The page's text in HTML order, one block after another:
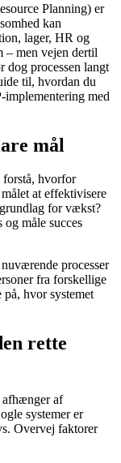
Planning) er
kan
lager, HR og
– men vejen dertil
dog processen langt
til, hvordan du
med
mål
forstå, hvorfor
at effektivisere
for vækst?
måle succes
processer
fra forskellige
hvor systemet
rette
afhænger af
systemer er
Overvej faktorer